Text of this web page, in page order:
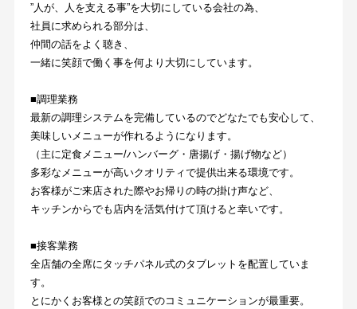
”人が、人を支える事”を大切にしている会社の為、
社員に求められる部分は、
仲間の話をよく聴き、
一緒に笑顔で働く事を何より大切にしています。
■調理業務
最新の調理システムを完備しているのでどなたでも安心して、
美味しいメニューが作れるようになります。
（主に定食メニュー/ハンバーグ・唐揚げ・揚げ物など）
多彩なメニューが高いクオリティで提供出来る環境です。
お客様がご来店された際やお帰りの時の掛け声など、
キッチンからでも店内を活気付けて頂けると幸いです。
■接客業務
全店舗の全席にタッチパネル式のタブレットを配置していま
す。
とにかくお客様との笑顔でのコミュニケーションが最重要。